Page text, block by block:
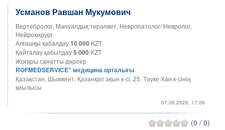
Усманов Равшан Мукумович
Вертебролог, Мануалдық терапвет, Невропатолог/ Невролог,
Нейрохирург
Алғашқы қабалдау10 000 KZT
Қайталау қабылдау5 000 KZT
Жоғары санатты дәрігер
ROFMEDSERVICE" медицина орталығы
Қазақстан, Шымкент, Қазанқап ақын к-сі, 25, Тәуке Хан к-сінің
қиылысы
07.06.2026, 17:06
(0 / 0)